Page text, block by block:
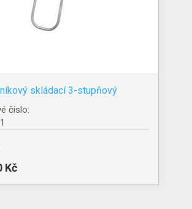
skládací 3-stupňový
číslo:
Kč